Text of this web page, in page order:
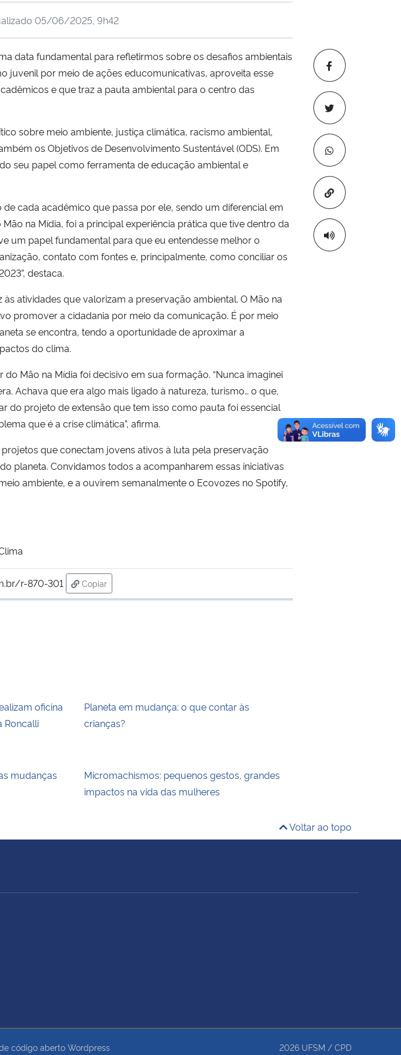
Copiar para
05/06/2025, 9h42
data fundamental para refletirmos sobre os desafios ambientais
juvenil por meio de ações educomunicativas, aproveita esse
e que traz a pauta ambiental para o centro das
sobre meio ambiente, justiça climática, racismo ambiental,
os Objetivos de Desenvolvimento Sustentável (ODS). Em
seu papel como ferramenta de educação ambiental e
cada acadêmico que passa por ele, sendo um diferencial em
na Mídia, foi a principal experiência prática que tive dentro da
um papel fundamental para que eu entendesse melhor o
contato com fontes e, principalmente, como conciliar os
destaca.
atividades que valorizam a preservação ambiental. O Mão na
promover a cidadania por meio da comunicação. É por meio
se encontra, tendo a oportunidade de aproximar a
do clima.
Mão na Mídia foi decisivo em sua formação. “Nunca imaginei
Achava que era algo mais ligado à natureza, turismo… o que,
do projeto de extensão que tem isso como pauta foi essencial
que é a crise climática”, afirma.
que conectam jovens ativos à luta pela preservação
planeta. Convidamos todos a acompanharem essas iniciativas
ambiente, e a ouvirem semanalmente o Ecovozes no Spotify,
r-870-301
Copiar
para área de transferência
oficina
Roncalli
Planeta em mudança: o que contar às
crianças?
mudanças
Micromachismos: pequenos gestos, grandes
impactos na vida das mulheres
Voltar ao topo
código aberto Wordpress 2026 UFSM / CPD